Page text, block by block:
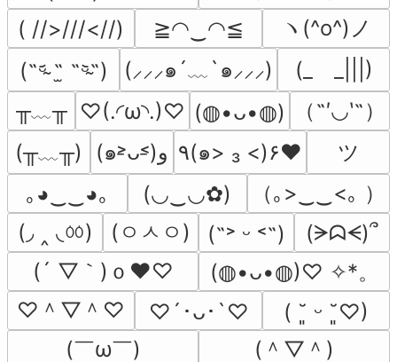
( //>///<//)
≧◠‿◠≦
ヽ(^o^)ノ
(˵ᵕ̴᷄ ˶̫ ˶ᵕ̴᷅˵)
(⸝⸝⸝๑´﹏`๑⸝⸝⸝)
(_　_|||)
╥﹏╥ ♡(.◜ω◝.)♡ (⁠◍⁠•⁠ᴗ⁠•⁠◍⁠)
（˶′◡‵˶）
(╥﹏╥)
(๑˃̵ᴗ˂̵)و ٩(๑> ₃ <)۶♥
ツ
｡◕‿‿◕｡
(◡‿◡✿)
（｡>‿‿<｡ ）
(◞ ‸ ◟ㆀ)
(ㅇㅅㅇ) (˶˃ ᵕ ˂˶)
(ᗒᗣᗕ)՞
(´ ▽｀)ｏ♥♡
(◍•ᴗ•◍)♡ ✧*。
♡＾▽＾♡
♡´･ᴗ･`♡
( ˘͈ ᵕ ˘͈♡)
(￣ω￣﻿)
(＾▽＾)